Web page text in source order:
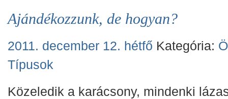
Ajándékozzunk, de hogyan?
2011. december 12. hétfő Kategória:
Típusok
Közeledik a karácsony, mindenki